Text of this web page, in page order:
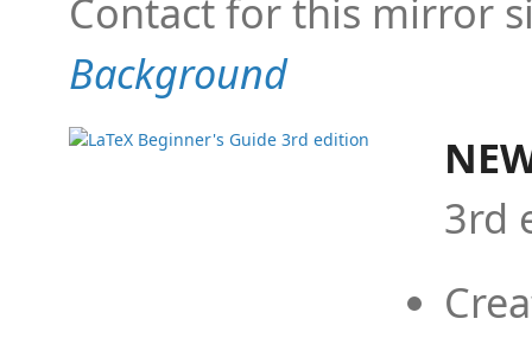
Contact for this mirror
Background
3rd